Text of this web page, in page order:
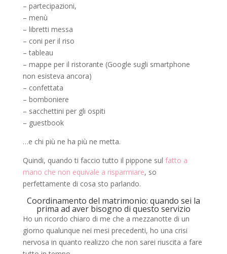
– partecipazioni,
– menù
– libretti messa
– coni per il riso
– tableau
– mappe per il ristorante (Google sugli smartphone
non esisteva ancora)
– confettata
– bomboniere
– sacchettini per gli ospiti
– guestbook
…e chi più ne ha più ne metta.
Quindi, quando ti faccio tutto il pippone sul fatto a
mano che non equivale a risparmiare, so
perfettamente di cosa sto parlando.
Coordinamento del matrimonio: quando sei la
prima ad aver bisogno di questo servizio
Ho un ricordo chiaro di me che a mezzanotte di un
giorno qualunque nei mesi precedenti, ho una crisi
nervosa in quanto realizzo che non sarei riuscita a fare